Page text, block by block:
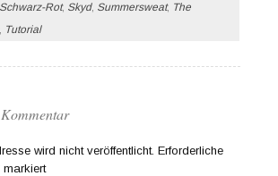
Schwarz-Rot, Skyd, Summersweat, The
, Tutorial
wird nicht veröffentlicht. Erforderliche
markiert